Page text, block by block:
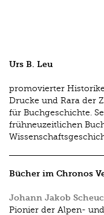
Urs B. Leu
promovierter
Drucke und Rara der
für Buchgeschichte.
frühneuzeitlichen
Bücher im Chronos
Johann Jakob
Pionier der Alpen-